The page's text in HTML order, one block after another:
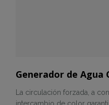
Generador de Agua
La circulación forzada, a
intercambio de color